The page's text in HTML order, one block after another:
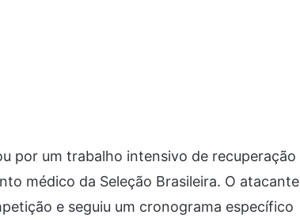
por um trabalho intensivo de recuperação
médico da Seleção Brasileira. O atacante
e seguiu um cronograma específico